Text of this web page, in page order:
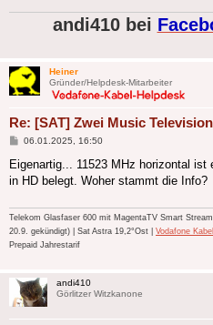
andi410 bei
Heiner
Gründer/Helpdesk-Mitarbeiter
Re: [SAT] Zwei Music
Beitrag
06.01.2025, 16:50
Eigenartig... 11523 MHz horizontal
in HD belegt. Woher stammt die Info?
Telekom Glasfaser 600 mit MagentaTV Smart
20.9. gekündigt) | Sat Astra 19,2°Ost | Vodafone Kabel
Prepaid Jahrestarif
andi410
Görlitzer Witzkanone